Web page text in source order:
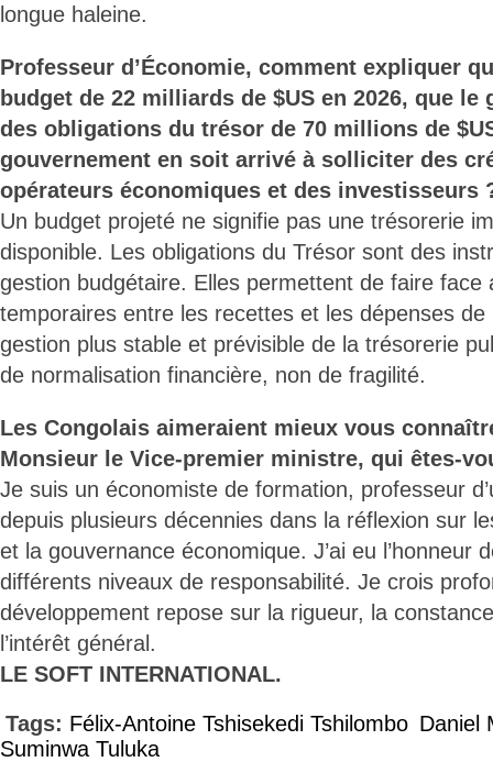
longue haleine.
Professeur d’Économie, comment expliquer
budget de 22 milliards de $US en 2026, que le
des obligations du trésor de 70 millions de
gouvernement en soit arrivé à solliciter des
opérateurs économiques et des investisseurs
Un budget projeté ne signifie pas une trésorerie
disponible. Les obligations du Trésor sont des
gestion budgétaire. Elles permettent de faire face
temporaires entre les recettes et les dépenses de
gestion plus stable et prévisible de la trésorerie
de normalisation financière, non de fragilité.
Les Congolais aimeraient mieux vous
Monsieur le Vice-premier ministre, qui êtes-
Je suis un économiste de formation, professeur
depuis plusieurs décennies dans la réflexion sur
et la gouvernance économique. J’ai eu l’honneur
différents niveaux de responsabilité. Je crois
développement repose sur la rigueur, la
l’intérêt général.
LE SOFT INTERNATIONAL.
Tags: Félix-Antoine Tshisekedi Tshilombo Daniel
Suminwa Tuluka